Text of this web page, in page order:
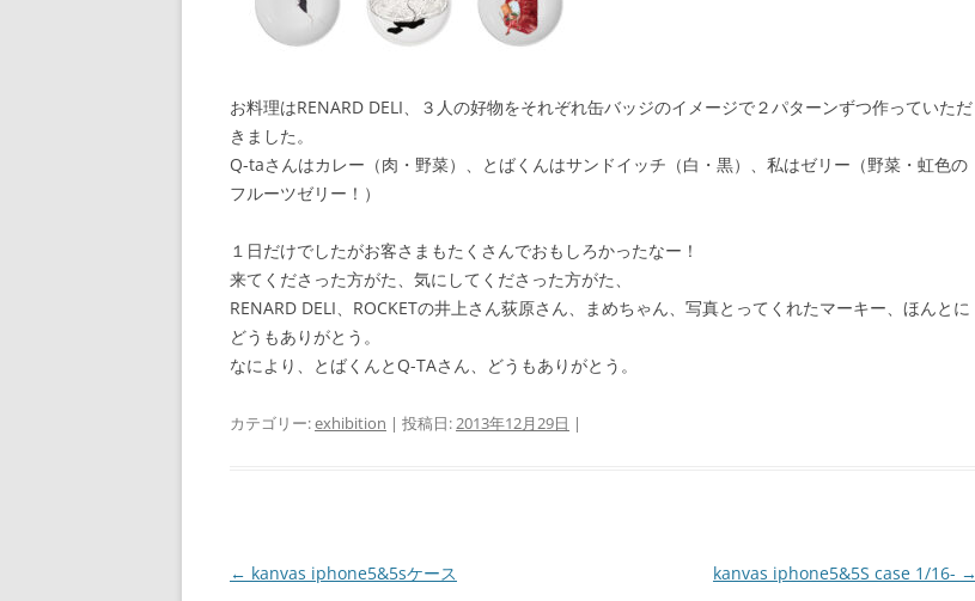
お料理はRENARD DELI、３人の好物をそれぞれ缶バッジのイメージで２パターンずつ作っていただ
きました。
Q-taさんはカレー（肉・野菜）、とばくんはサンドイッチ（白・黒）、私はゼリー（野菜・虹色の
フルーツゼリー！）
１日だけでしたがお客さまもたくさんでおもしろかったなー！
来てくださった方がた、気にしてくださった方がた、
RENARD DELI、ROCKETの井上さん荻原さん、まめちゃん、写真とってくれたマーキー、ほんとに
どうもありがとう。
なにより、とばくんとQ-TAさん、どうもありがとう。
カテゴリー:exhibition | 投稿日:2013年12月29日 |
投
← kanvas iphone5&5sケース kanvas iphone5&5S case 1/16- →